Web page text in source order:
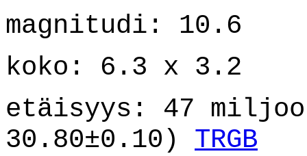
magnitudi: 10.6
koko: 6.3 x 3.2
etäisyys: 47
30.80±0.10) TRGB